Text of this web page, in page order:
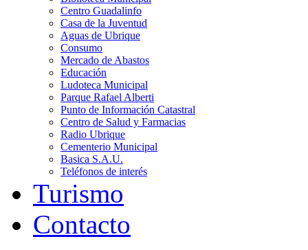
Centro Guadalinfo
Casa de la Juventud
Aguas de Ubrique
Consumo
Mercado de Abastos
Educación
Ludoteca Municipal
Parque Rafael Alberti
Punto de Información Catastral
Centro de Salud y Farmacias
Radio Ubrique
Cementerio Municipal
Basica S.A.U.
Teléfonos de interés
Turismo
Contacto